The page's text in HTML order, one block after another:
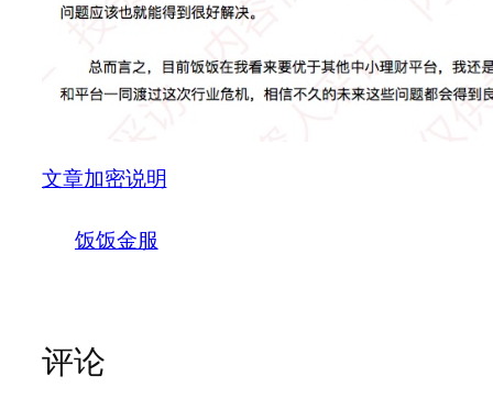
文章加密说明
饭饭金服
评论